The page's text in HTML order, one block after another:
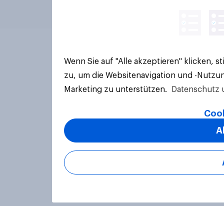
Wenn Sie auf "Alle akzeptieren" klicken,
zu, um die Websitenavigation und -
Marketing zu unterstützen.
Datenschutz